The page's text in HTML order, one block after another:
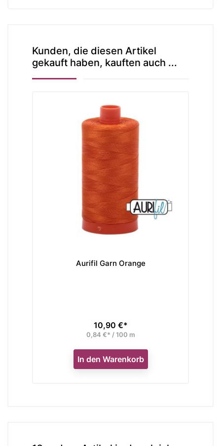
Kunden, die diesen Artikel
gekauft haben, kauften auch ...
Aurifil Garn Orange
Preis
10,90 €*
0,84 €* / 100 m
In den Warenkorb